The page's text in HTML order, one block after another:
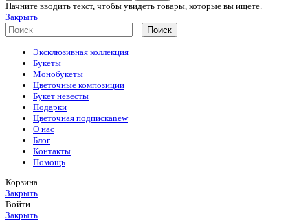
Начните вводить текст, чтобы увидеть товары, которые вы ищете.
Закрыть
Поиск
Эксклюзивная коллекция
Букеты
Монобукеты
Цветочные композиции
Букет невесты
Подарки
Цветочная подпискаnew
О нас
Блог
Контакты
Помощь
Корзина
Закрыть
Войти
Закрыть